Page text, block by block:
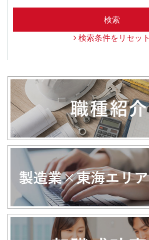
検索
検索条件をリセット